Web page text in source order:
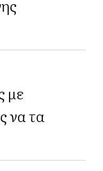
με
να τα